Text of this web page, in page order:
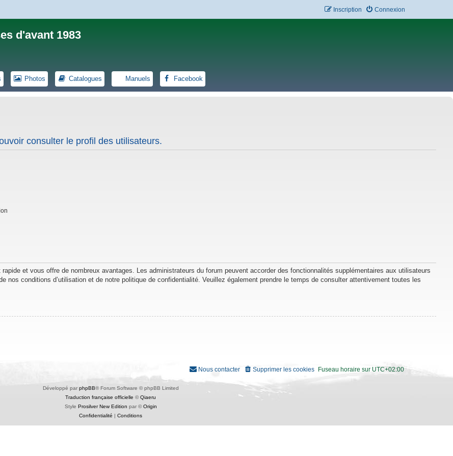
Connexion
Inscription
d'avant 1983
Photos Catalogues Manuels Facebook
consulter le profil des utilisateurs.
et vous offre de nombreux avantages. Les administrateurs du forum peuvent accorder des fonctionnalités supplémentaires aux utilisateurs
nos conditions d’utilisation et de notre politique de confidentialité. Veuillez également prendre le temps de consulter attentivement toutes les
Fuseau horaire sur UTC+02:00
Supprimer les cookies
Nous contacter
Développé par phpBB® Forum Software © phpBB Limited
Traduction française officielle ©Qiaeru
Style Prosilver New Edition par ©Origin
Confidentialité
Conditions